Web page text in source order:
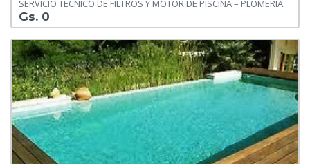
SERVICIO TÉCNICO DE FILTROS Y MOTOR DE PISCINA – PLOMERIA.
Gs. 0